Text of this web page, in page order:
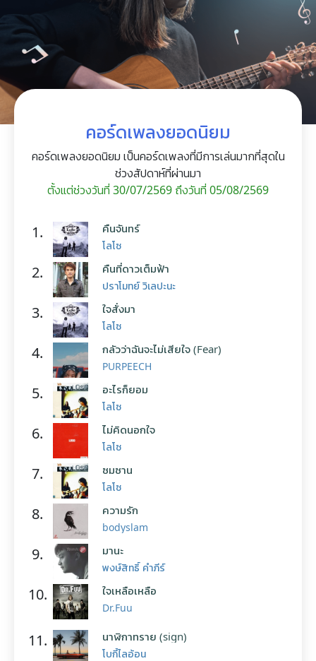
คอร์ดเพลงยอดนิยม
คอร์ดเพลงยอดนิยม เป็นคอร์ดเพลงที่มีการเล่นมากที่สุดใน
ช่วงสัปดาห์ที่ผ่านมา
ตั้งแต่ช่วงวันที่ 30/07/2569 ถึงวันที่ 05/08/2569
1. คืนจันทร์
โลโซ
2. คืนที่ดาวเต็มฟ้า
ปราโมทย์ วิเลปะนะ
3. ใจสั่งมา
โลโซ
4. กลัวว่าฉันจะไม่เสียใจ (Fear)
PURPEECH
5. อะไรก็ยอม
โลโซ
6. ไม่คิดนอกใจ
โลโซ
7. ซมซาน
โลโซ
8. ความรัก
bodyslam
9. มานะ
พงษ์สิทธิ์ คำภีร์
10. ใจเหลือเหลือ
Dr.Fuu
11. นาฬิกาทราย (sign)
โบกี้ไลอ้อน